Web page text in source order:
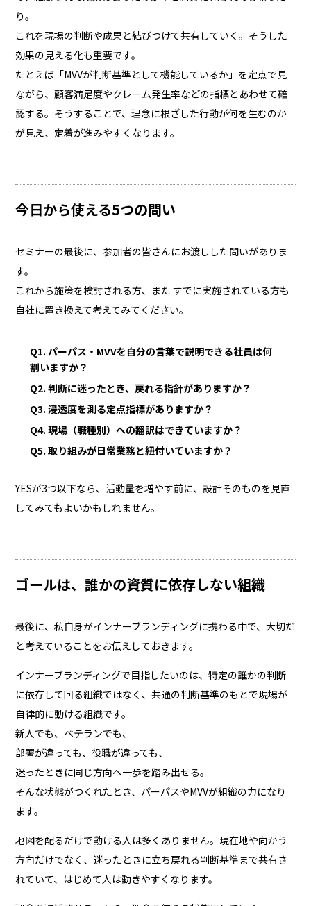
り。
これを現場の判断や成果と結びつけて共有していく。そうした
効果の見える化も重要です。
たとえば「MVVが判断基準として機能しているか」を定点で見
ながら、顧客満足度やクレーム発生率などの指標とあわせて確
認する。そうすることで、理念に根ざした行動が何を生むのか
が見え、定着が進みやすくなります。
今日から使える5つの問い
セミナーの最後に、参加者の皆さんにお渡しした問いがありま
す。
これから施策を検討される方、また すでに実施されている方も
自社に置き換えて考えてみてください。
Q1. パーパス・MVVを自分の言葉で説明できる社員は何
割いますか？
Q2. 判断に迷ったとき、戻れる指針がありますか？
Q3. 浸透度を測る定点指標がありますか？
Q4. 現場（職種別）への翻訳はできていますか？
Q5. 取り組みが日常業務と紐付いていますか？
YESが3つ以下なら、活動量を増やす前に、設計そのものを見直
してみてもよいかもしれません。
ゴールは、誰かの資質に依存しない組織
最後に、私自身がインナーブランディングに携わる中で、大切だ
と考えていることをお伝えしておきます。
インナーブランディングで目指したいのは、特定の誰かの判断
に依存して回る組織ではなく、共通の判断基準のもとで現場が
自律的に動ける組織です。
新人でも、ベテランでも、
部署が違っても、役職が違っても、
迷ったときに同じ方向へ一歩を踏み出せる。
そんな状態がつくれたとき、パーパスやMVVが組織の力になり
ます。
地図を配るだけで動ける人は多くありません。現在地や向かう
方向だけでなく、迷ったときに立ち戻れる判断基準まで共有さ
れていて、はじめて人は動きやすくなります。